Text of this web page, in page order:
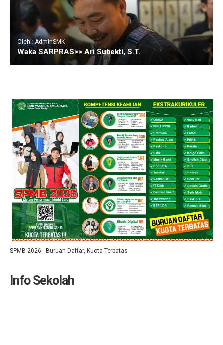
Oleh : AdminSMK
Waka SARPRAS>> Ari Subekti, S.T.
SPMB 2026 - Buruan Daftar, Kuota Terbatas
Info Sekolah